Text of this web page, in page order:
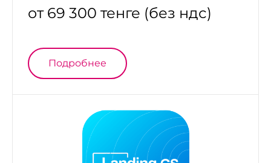
от 69 300 тенге (без ндс)
Подробнее